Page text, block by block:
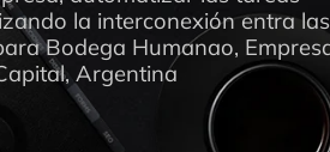
la interconexión entra las
Bodega Humanao,
Argentina